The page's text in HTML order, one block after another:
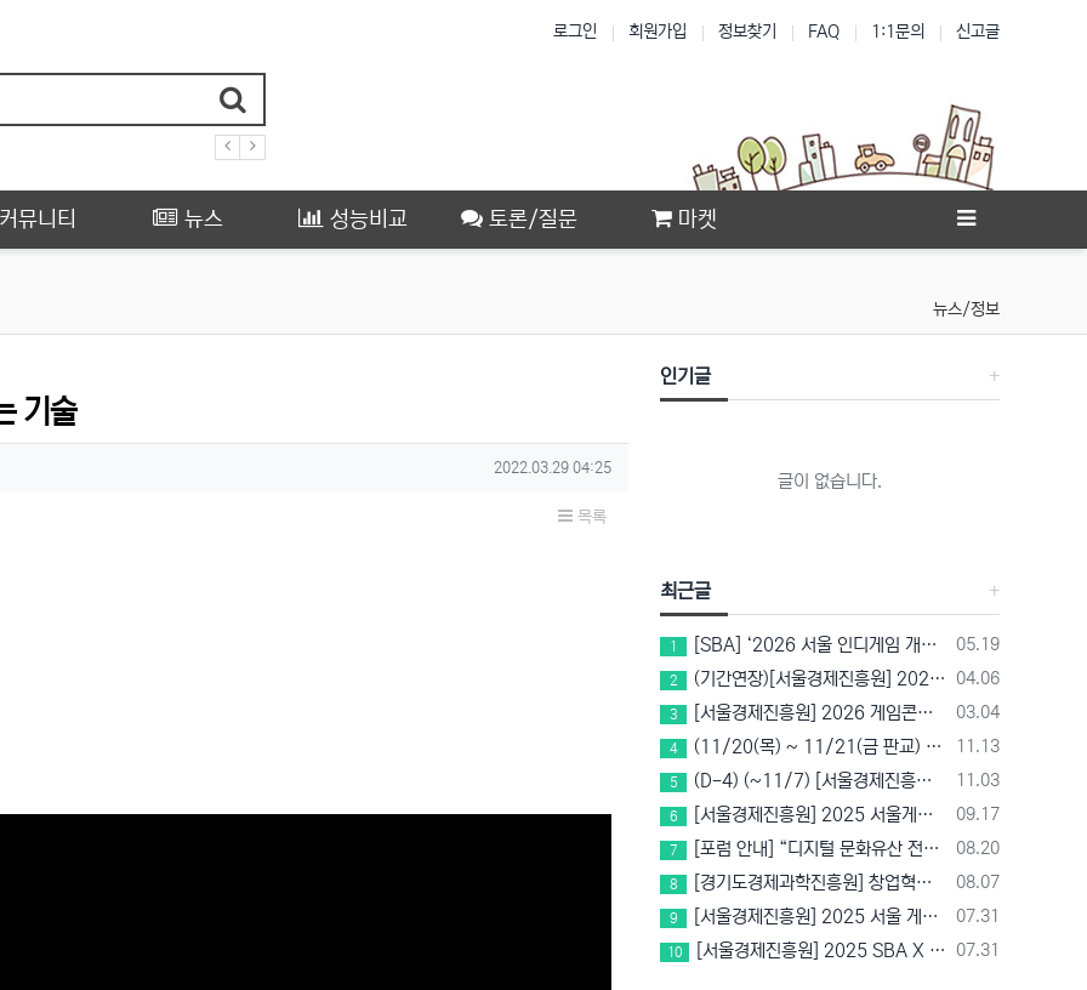
로그인 회원가입 정보찾기 FAQ 1:1문의 신고글
뮤니티 뉴스 성능비교 토론/질문 마켓
뉴스/정보
기술
작성일
2022.03.29 04:25
목록
인기글
글이 없습니다.
최근글
등록일
05.19
1 [SBA] ‘2026 서울 인디게임 개발 챌린지’ 참가팀 모집
등록일
04.06
2 (기간연장)[서울경제진흥원] 2026 게임마켓(차이나조이, BIC, 지스타) 서울관 참가기업 모집!(~5/8 15:00)
등록일
03.04
3 [서울경제진흥원] 2026 게임콘텐츠 사업화 지원사업 참가기업 모집(~3/26까지)
등록일
11.13
4 (11/20(목) ~ 11/21(금 판교) VR 행사 추천!! (갤럭시 XR/ 애플 비전프로 등 기기 체험, 메타퀘스트 경품)
등록일
11.03
5 (D-4) (~11/7) [서울경제진흥원] 2025 SBA X 스마일게이트, ‘게임랩 with STOVE INDIE’ 참가기업 모집
등록일
09.17
6 [서울경제진흥원] 2025 서울게임콘텐츠센터 게임스튜디오/게임랩 신규 입주기업 모집 중!(~10/14 15:00)
등록일
08.20
7 [포럼 안내] “디지털 문화유산 전략과 비전” – 경기도박물관 토크콘서트
등록일
08.07
8 [경기도경제과학진흥원] 창업혁신공간 컴퍼니빌더형 지원사업 2기 모집(~8/25)
등록일
07.31
9 [서울경제진흥원] 2025 서울 게임 공모전 참가자 모집(~8/22 17시)
등록일
07.31
10 [서울경제진흥원] 2025 SBA X 메르세데스 벤츠 코리아 게임 산업 상생 플랫폼 활용 게임개발 지원 참가기업 모집(~8/18 17시)